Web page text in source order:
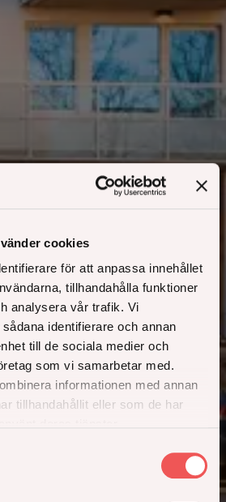
cookies
för att anpassa innehållet
tillhandahålla funktioner
analysera vår trafik. Vi
identifierare och annan
till de sociala medier och
som vi samarbetar med.
informationen med annan
tillhandahållit eller som de har
med soldränkta balkonger